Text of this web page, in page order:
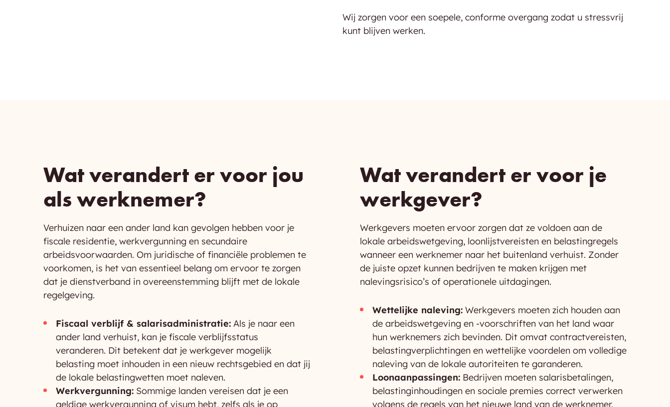
Wij zorgen voor een soepele, conforme overgang zodat u stressvrij
kunt blijven werken.
Wat verandert er voor jou
als werknemer?
Verhuizen naar een ander land kan gevolgen hebben voor je
fiscale residentie, werkvergunning en secundaire
arbeidsvoorwaarden. Om juridische of financiële problemen te
voorkomen, is het van essentieel belang om ervoor te zorgen
dat je dienstverband in overeenstemming blijft met de lokale
regelgeving.
Fiscaal verblijf & salarisadministratie: Als je naar een
ander land verhuist, kan je fiscale verblijfsstatus
veranderen. Dit betekent dat je werkgever mogelijk
belasting moet inhouden in een nieuw rechtsgebied en dat jij
de lokale belastingwetten moet naleven.
Werkvergunning: Sommige landen vereisen dat je een
geldige werkvergunning of visum hebt, zelfs als je op
Wat verandert er voor je
werkgever?
Werkgevers moeten ervoor zorgen dat ze voldoen aan de
lokale arbeidswetgeving, loonlijstvereisten en belastingregels
wanneer een werknemer naar het buitenland verhuist. Zonder
de juiste opzet kunnen bedrijven te maken krijgen met
nalevingsrisico’s of operationele uitdagingen.
Wettelijke naleving: Werkgevers moeten zich houden aan
de arbeidswetgeving en -voorschriften van het land waar
hun werknemers zich bevinden. Dit omvat contractvereisten,
belastingverplichtingen en wettelijke voordelen om volledige
naleving van de lokale autoriteiten te garanderen.
Loonaanpassingen: Bedrijven moeten salarisbetalingen,
belastinginhoudingen en sociale premies correct verwerken
volgens de regels van het nieuwe land van de werknemer.